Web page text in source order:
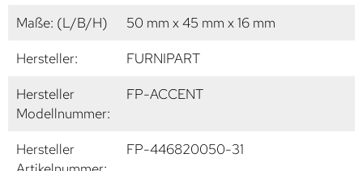
Maße: (L/B/H)
50 mm x 45 mm x 16 mm
Hersteller:
FURNIPART
Hersteller
Modellnummer:
FP-ACCENT
Hersteller
FP-446820050-31